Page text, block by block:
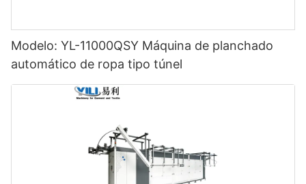
Modelo: YL-11000QSY Máquina de planchado
automático de ropa tipo túnel